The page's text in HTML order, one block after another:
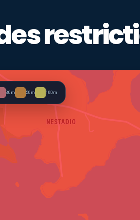
30m 50m 100m